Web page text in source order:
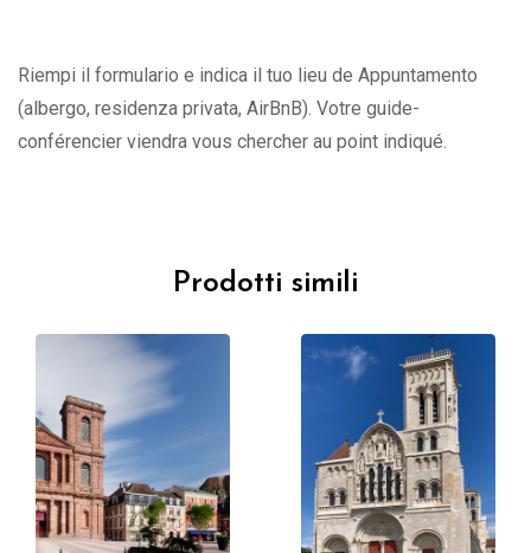
Riempi il formulario e indica il tuo lieu de Appuntamento
(albergo, residenza privata, AirBnB). Votre guide-
conférencier viendra vous chercher au point indiqué.
Prodotti simili